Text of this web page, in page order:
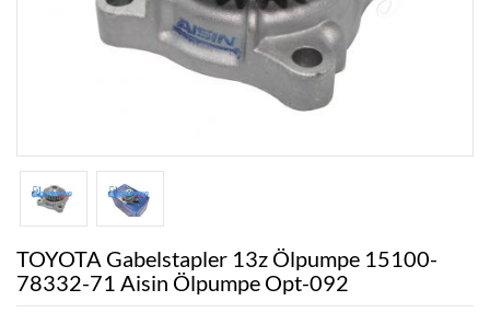
TOYOTA Gabelstapler 13z Ölpumpe 15100-
78332-71 Aisin Ölpumpe Opt-092